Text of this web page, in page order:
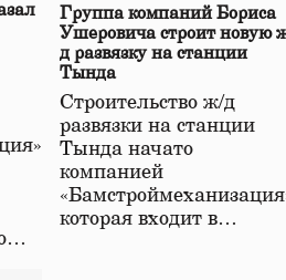
Группа компаний Бориса
Ушеровича строит новую
д развязку на станции
Тында
Строительство ж/д
развязки на станции
Тында начато
компанией
которая входит в…